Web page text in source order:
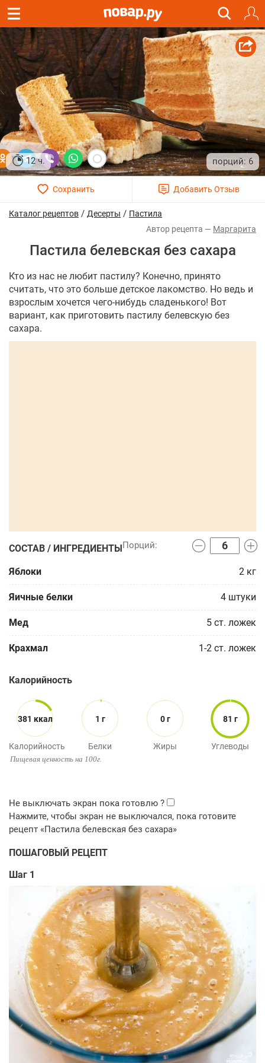
12 ч. 6
Каталог рецептов / Десерты / Пастила
Маргарита
Пастила белевская без сахара
Кто из нас не любит пастилу? Конечно, принято
считать, что это больше детское лакомство. Но ведь и
взрослым хочется чего-нибудь сладенького! Вот
вариант, как приготовить пастилу белевскую без
сахара.
СОСТАВ / ИНГРЕДИЕНТЫ
Яблоки 2 кг
Яичные белки 4 штуки
Мед 5 ст. ложек
Крахмал 1-2 ст. ложек
Калорийность
381 ккал
Калорийность
1 г
Белки
0 г
Жиры
81 г
Углеводы
Пищевая ценность на 100г.
ПОШАГОВЫЙ РЕЦЕПТ
Шаг 1